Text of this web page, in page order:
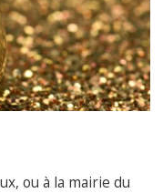
ou à la mairie du